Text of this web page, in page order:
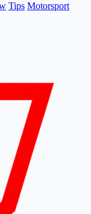
Tips Motorsport